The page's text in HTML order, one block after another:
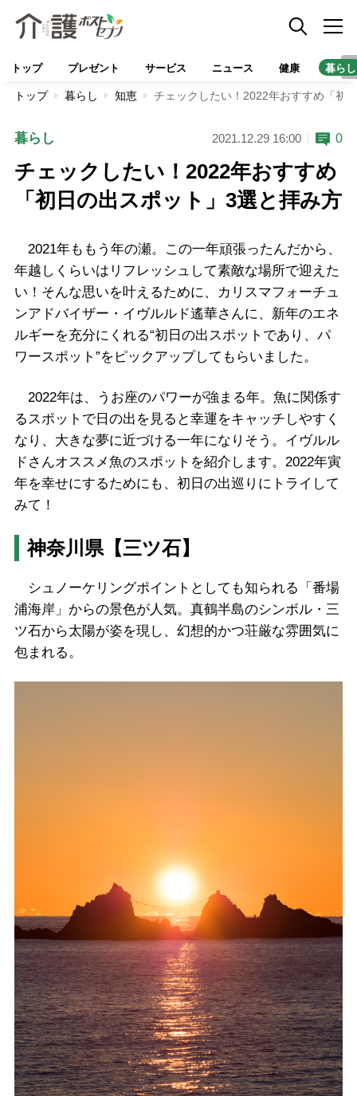
トップ プレゼント サービス ニュース 健康 暮らし
トップ 暮らし 知恵 チェックしたい！2022年おすすめ「初
暮らし 2021.12.29 16:00 0
チェックしたい！2022年おすすめ
「初日の出スポット」3選と拝み方
2021年ももう年の瀬。この一年頑張ったんだから、
年越しくらいはリフレッシュして素敵な場所で迎えた
い！そんな思いを叶えるために、カリスマフォーチュ
ンアドバイザー・イヴルルド遙華さんに、新年のエネ
ルギーを充分にくれる“初日の出スポットであり、パ
ワースポット”をピックアップしてもらいました。
2022年は、うお座のパワーが強まる年。魚に関係す
るスポットで日の出を見ると幸運をキャッチしやすく
なり、大きな夢に近づける一年になりそう。イヴルル
ドさんオススメ魚のスポットを紹介します。2022年寅
年を幸せにするためにも、初日の出巡りにトライして
みて！
神奈川県【三ツ石】
シュノーケリングポイントとしても知られる「番場
浦海岸」からの景色が人気。真鶴半島のシンボル・三
ツ石から太陽が姿を現し、幻想的かつ荘厳な雰囲気に
包まれる。